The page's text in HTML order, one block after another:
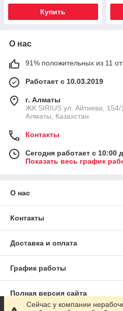
Купить
О нас
91% положительных из 11
Работает с 10.03.2019
г. Алматы
​ЖК SIRIUS​ ул. Айтиева, 154/
Алматы, Казахстан
Контакты
Сегодня работает с 10:00
Показать весь график
О нас
Контакты
Доставка и оплата
График работы
Полная версия сайта
Сейчас у компании